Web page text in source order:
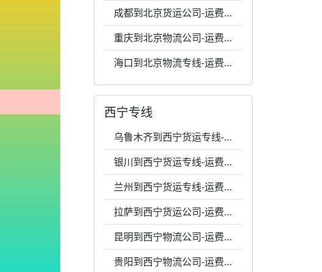
成都到北京货运公司-运费0.51元每千克-24小时服务
重庆到北京物流公司-运费0.51元1千克-每天发车
海口到北京物流专线-运费0.62元一公斤-天天发车
西宁专线
乌鲁木齐到西宁货运专线-运费0.5元1千克-全程跟踪
银川到西宁货运专线-运费0.36元每千克-全程跟踪
兰州到西宁货运专线-运费0.33元1千克-天天发车
拉萨到西宁货运公司-运费0.48元1公斤-灵活调度
昆明到西宁物流公司-运费0.48元每公斤-24小时服务
贵阳到西宁物流公司-运费0.47元1千克-价格透明